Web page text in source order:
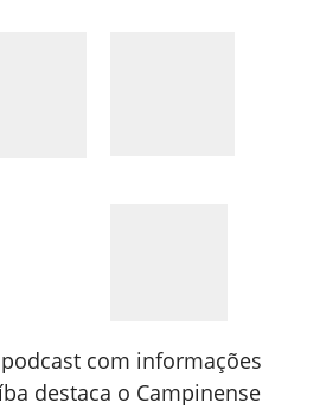
com informações
destaca o Campinense